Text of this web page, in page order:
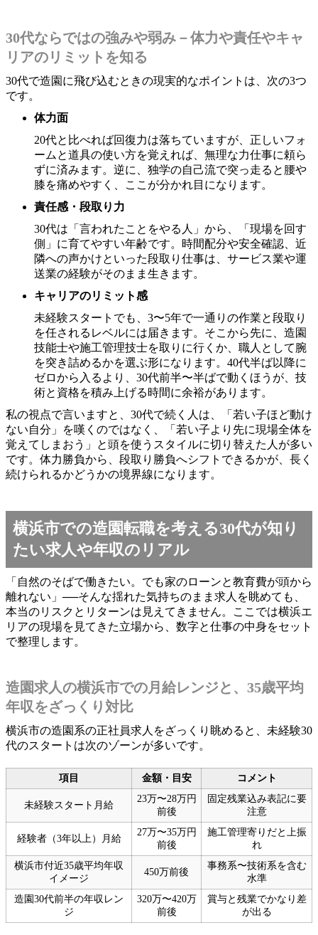
30代ならではの強みや弱み－体力や責任やキャ
リアのリミットを知る
30代で造園に飛び込むときの現実的なポイントは、次の3つ
です。
体力面
20代と比べれば回復力は落ちていますが、正しいフォ
ームと道具の使い方を覚えれば、無理な力仕事に頼ら
ずに済みます。逆に、独学の自己流で突っ走ると腰や
膝を痛めやすく、ここが分かれ目になります。
責任感・段取り力
30代は「言われたことをやる人」から、「現場を回す
側」に育てやすい年齢です。時間配分や安全確認、近
隣への声かけといった段取り仕事は、サービス業や運
送業の経験がそのまま生きます。
キャリアのリミット感
未経験スタートでも、3〜5年で一通りの作業と段取り
を任されるレベルには届きます。そこから先に、造園
技能士や施工管理技士を取りに行くか、職人として腕
を突き詰めるかを選ぶ形になります。40代半ば以降に
ゼロから入るより、30代前半〜半ばで動くほうが、技
術と資格を積み上げる時間に余裕があります。
私の視点で言いますと、30代で続く人は、「若い子ほど動け
ない自分」を嘆くのではなく、「若い子より先に現場全体を
覚えてしまおう」と頭を使うスタイルに切り替えた人が多い
です。体力勝負から、段取り勝負へシフトできるかが、長く
続けられるかどうかの境界線になります。
横浜市での造園転職を考える30代が知り
たい求人や年収のリアル
「自然のそばで働きたい。でも家のローンと教育費が頭から
離れない」──そんな揺れた気持ちのまま求人を眺めても、
本当のリスクとリターンは見えてきません。ここでは横浜エ
リアの現場を見てきた立場から、数字と仕事の中身をセット
で整理します。
造園求人の横浜市での月給レンジと、35歳平均
年収をざっくり対比
横浜市の造園系の正社員求人をざっくり眺めると、未経験30
代のスタートは次のゾーンが多いです。
項目 金額・目安 コメント
未経験スタート月給
23万〜28万円
前後
固定残業込み表記に要
注意
経験者（3年以上）月給
27万〜35万円
前後
施工管理寄りだと上振
れ
横浜市付近35歳平均年収
イメージ
450万前後
事務系〜技術系を含む
水準
造園30代前半の年収レン
ジ
320万〜420万
前後
賞与と残業でかなり差
が出る